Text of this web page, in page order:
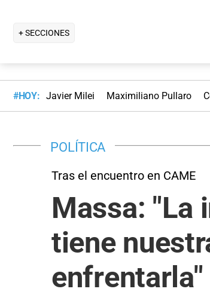
+ SECCIONES
#HOY: Javier Milei Maximiliano Pullaro
POLÍTICA
Tras el encuentro en CAME
Massa: "La
tiene
enfrentarla"